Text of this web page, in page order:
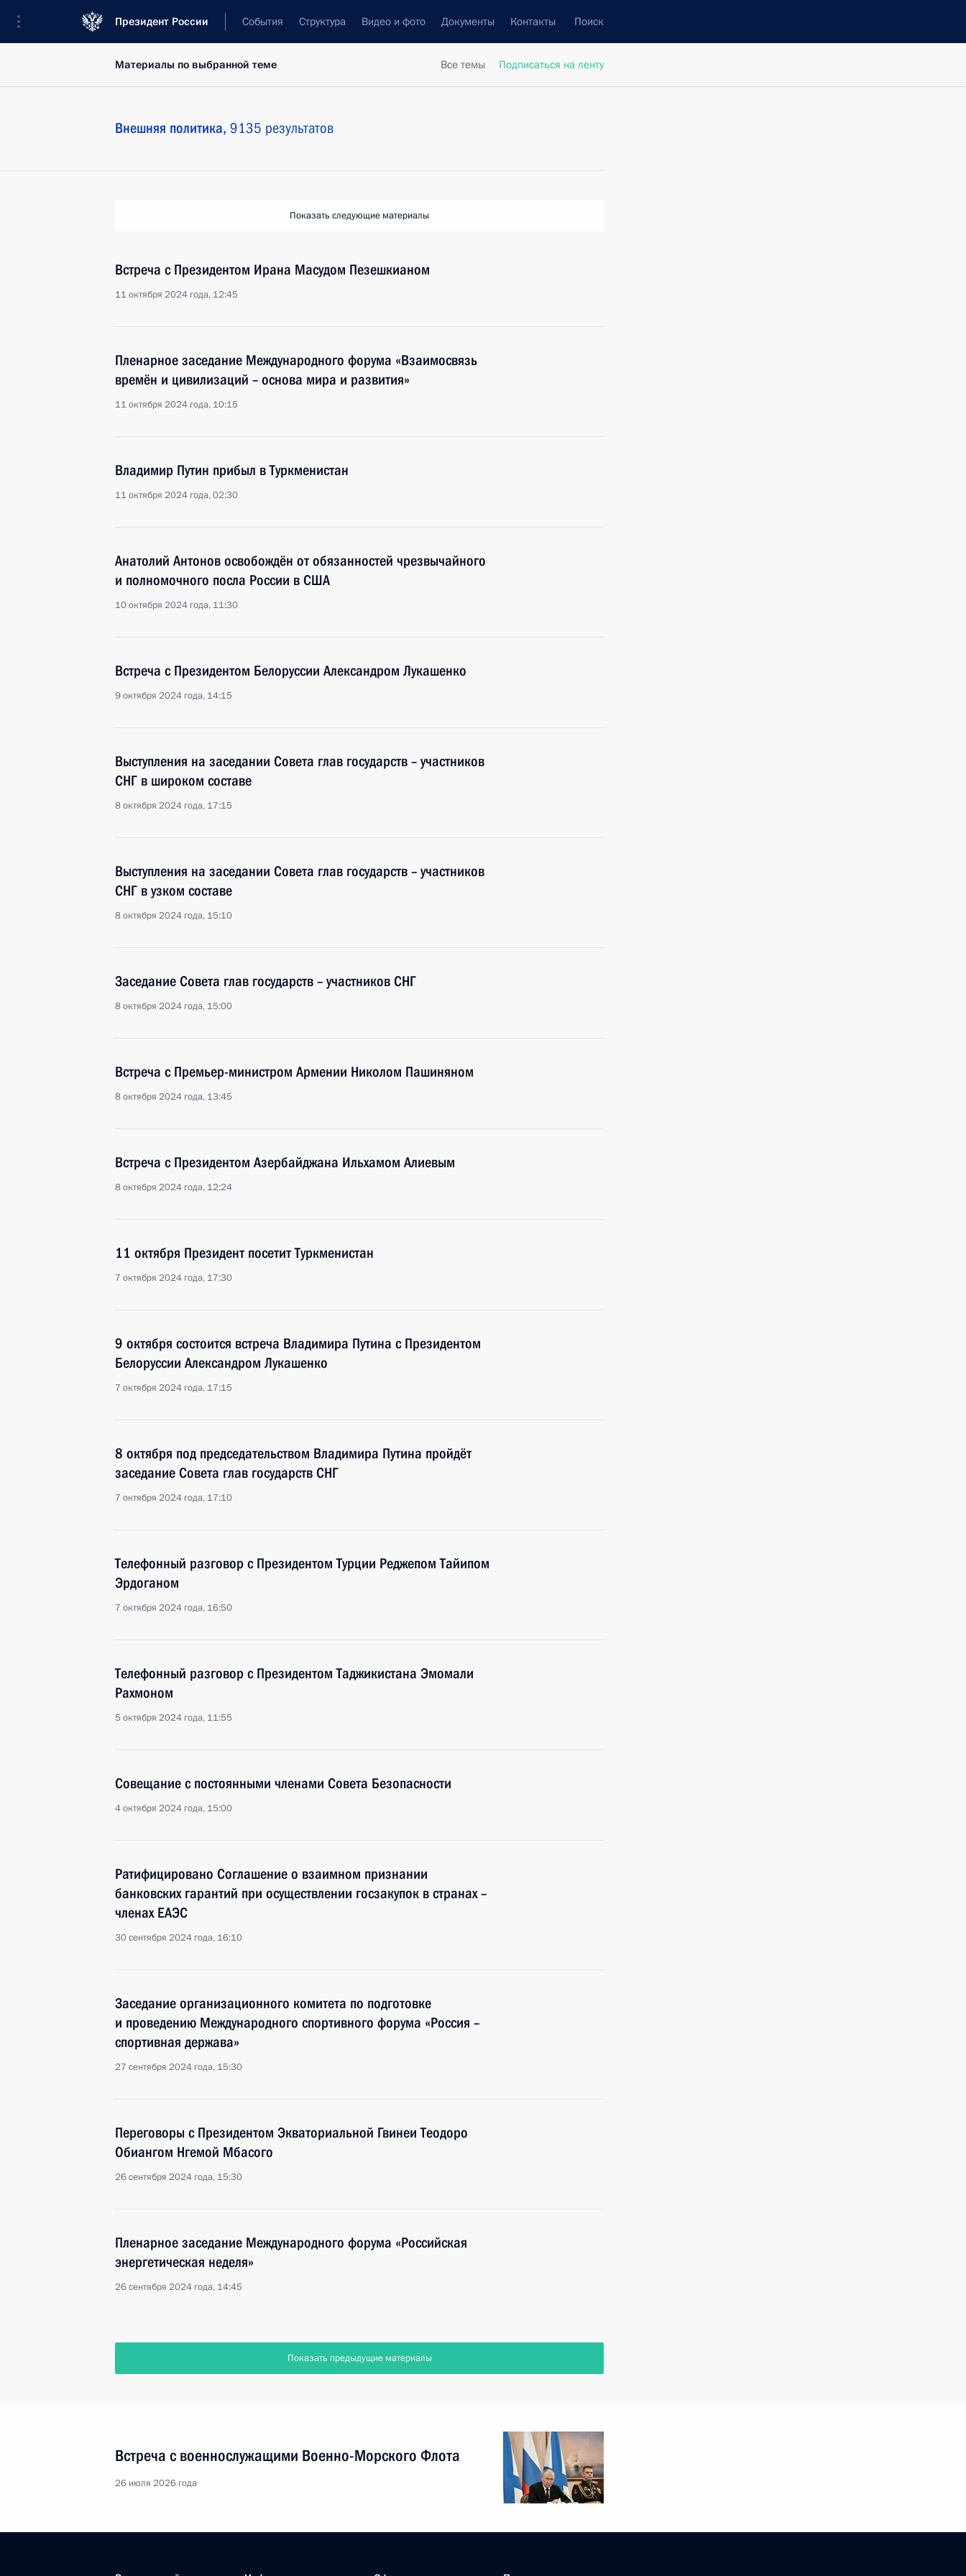
Президент России События Структура Видео и фото Документы Контакты Поиск
Все темы Подписаться на ленту
Материалы по выбранной теме
Внешняя политика, 9135 результатов
Показать следующие материалы
Встреча с Президентом Ирана Масудом Пезешкианом
11 октября 2024 года, 12:45
Пленарное заседание Международного форума «Взаимосвязь
времён и цивилизаций – основа мира и развития»
11 октября 2024 года, 10:15
Владимир Путин прибыл в Туркменистан
11 октября 2024 года, 02:30
Анатолий Антонов освобождён от обязанностей чрезвычайного
и полномочного посла России в США
10 октября 2024 года, 11:30
Встреча с Президентом Белоруссии Александром Лукашенко
9 октября 2024 года, 14:15
Выступления на заседании Совета глав государств – участников
СНГ в широком составе
8 октября 2024 года, 17:15
Выступления на заседании Совета глав государств – участников
СНГ в узком составе
8 октября 2024 года, 15:10
Заседание Совета глав государств – участников СНГ
8 октября 2024 года, 15:00
Встреча с Премьер-министром Армении Николом Пашиняном
8 октября 2024 года, 13:45
Встреча с Президентом Азербайджана Ильхамом Алиевым
8 октября 2024 года, 12:24
11 октября Президент посетит Туркменистан
7 октября 2024 года, 17:30
9 октября состоится встреча Владимира Путина с Президентом
Белоруссии Александром Лукашенко
7 октября 2024 года, 17:15
8 октября под председательством Владимира Путина пройдёт
заседание Совета глав государств СНГ
7 октября 2024 года, 17:10
Телефонный разговор с Президентом Турции Реджепом Тайипом
Эрдоганом
7 октября 2024 года, 16:50
Телефонный разговор с Президентом Таджикистана Эмомали
Рахмоном
5 октября 2024 года, 11:55
Совещание с постоянными членами Совета Безопасности
4 октября 2024 года, 15:00
Ратифицировано Соглашение о взаимном признании
банковских гарантий при осуществлении госзакупок в странах –
членах ЕАЭС
30 сентября 2024 года, 16:10
Заседание организационного комитета по подготовке
и проведению Международного спортивного форума «Россия –
спортивная держава»
27 сентября 2024 года, 15:30
Переговоры с Президентом Экваториальной Гвинеи Теодоро
Обиангом Нгемой Мбасого
26 сентября 2024 года, 15:30
Пленарное заседание Международного форума «Российская
энергетическая неделя»
26 сентября 2024 года, 14:45
Показать предыдущие материалы
Встреча с военнослужащими Военно-Морского Флота
26 июля 2026 года